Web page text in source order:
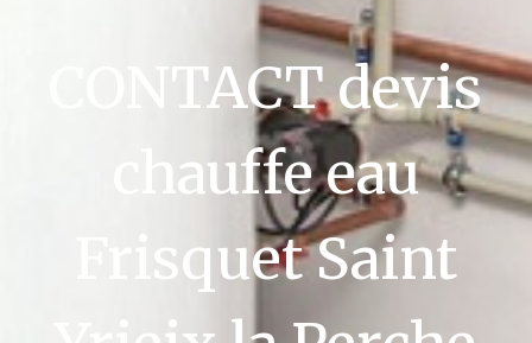
CONTACT devis
chauffe eau
Frisquet Saint